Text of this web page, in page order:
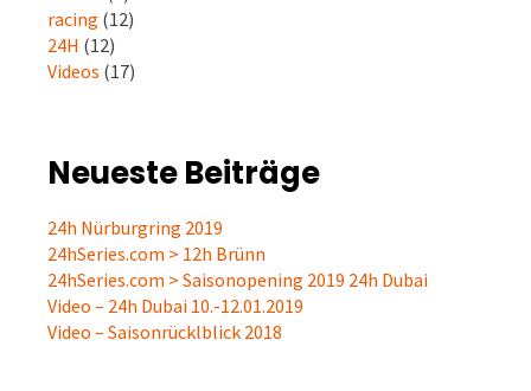
racing (12)
24H (12)
Videos (17)
Neueste Beiträge
24h Nürburgring 2019
24hSeries.com > 12h Brünn
24hSeries.com > Saisonopening 2019 24h Dubai
Video – 24h Dubai 10.-12.01.2019
Video – Saisonrücklblick 2018